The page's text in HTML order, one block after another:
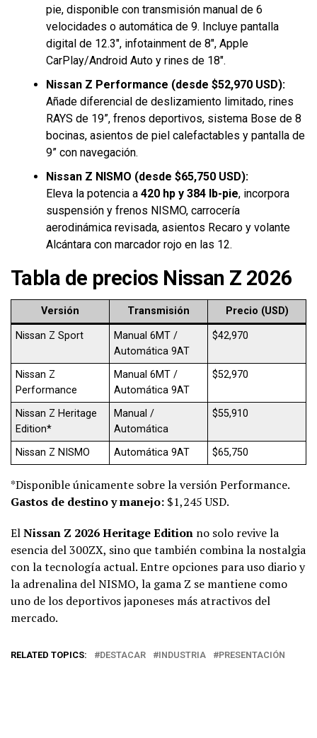
pie, disponible con transmisión manual de 6
velocidades o automática de 9. Incluye pantalla
digital de 12.3″, infotainment de 8″, Apple
CarPlay/Android Auto y rines de 18″.
Nissan Z Performance (desde $52,970 USD):
Añade diferencial de deslizamiento limitado, rines
RAYS de 19”, frenos deportivos, sistema Bose de 8
bocinas, asientos de piel calefactables y pantalla de
9” con navegación.
Nissan Z NISMO (desde $65,750 USD):
Eleva la potencia a 420 hp y 384 lb-pie, incorpora
suspensión y frenos NISMO, carrocería
aerodinámica revisada, asientos Recaro y volante
Alcántara con marcador rojo en las 12.
Tabla de precios Nissan Z 2026
Versión Transmisión Precio (USD)
Nissan Z Sport
Manual 6MT /
Automática 9AT
$42,970
Nissan Z
Performance
Manual 6MT /
Automática 9AT
$52,970
Nissan Z Heritage
Edition*
Manual /
Automática
$55,910
Nissan Z NISMO Automática 9AT $65,750
*Disponible únicamente sobre la versión Performance.
Gastos de destino y manejo: $1,245 USD.
ElNissan Z 2026 Heritage Edition no solo revive la
esencia del 300ZX, sino que también combina la nostalgia
con la tecnología actual. Entre opciones para uso diario y
la adrenalina del NISMO, la gama Z se mantiene como
uno de los deportivos japoneses más atractivos del
mercado.
RELATED TOPICS: DESTACAR INDUSTRIA PRESENTACIÓN